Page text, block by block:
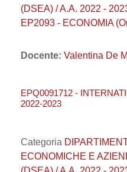
(DSEA) / A.A. 2022 -
EP2093 - ECONOMIA
Docente: Valentina De
EPQ0091712 -
2022-2023
Categoria
ECONOMICHE E